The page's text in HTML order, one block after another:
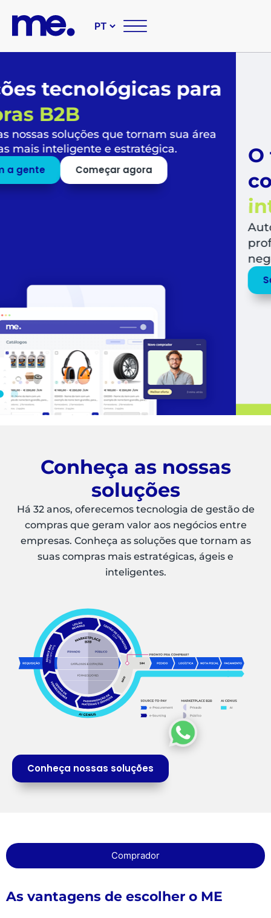
O futuro das suas
corporativas ésimples,
inteligente e sustentável
Automatize todo o fluxo de compras,
profissionais para o que mais agrega valor
Conheça as nossas
soluções
Há 32 anos, oferecemos tecnologia de gestão de
compras que geram valor aos negócios entre
empresas. Conheça as soluções que tornam as
suas compras mais estratégicas, ágeis e
inteligentes.
Conheça nossas soluções
Comprador
As vantagens de escolher o ME